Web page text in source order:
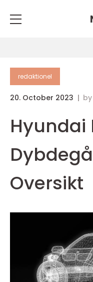
redaktionel
20. October 2023 by
Hyundai
Oversikt